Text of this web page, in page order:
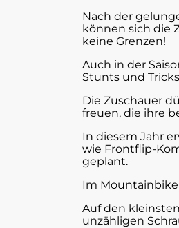
Nach der
können sich die
keine Grenzen!
Auch in der
Stunts und
Die Zuschauer
freuen, die ihre
In diesem Jahr
wie Frontflip-
geplant.
Im
Auf den
unzähligen